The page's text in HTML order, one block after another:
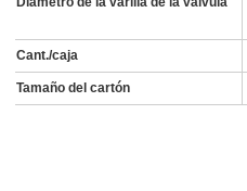
Cant./caja
Tamaño del cartón